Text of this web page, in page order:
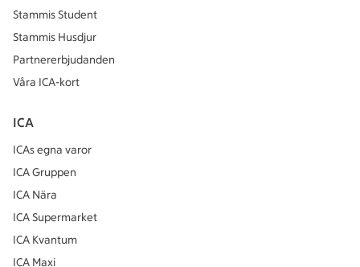
Stammis Student
Stammis Husdjur
Partnererbjudanden
Våra ICA-kort
ICA
ICAs egna varor
ICA Gruppen
ICA Nära
ICA Supermarket
ICA Kvantum
ICA Maxi